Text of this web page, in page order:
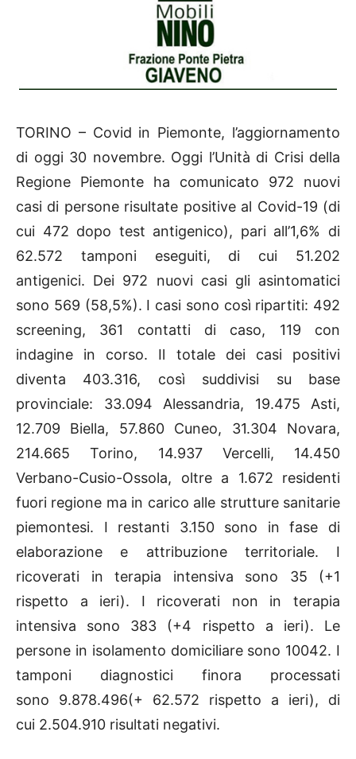
TORINO – Covid in Piemonte, l’aggiornamento
di oggi 30 novembre. Oggi l’Unità di Crisi della
Regione Piemonte ha comunicato 972 nuovi
casi di persone risultate positive al Covid-19 (di
cui 472 dopo test antigenico), pari all’1,6% di
62.572 tamponi eseguiti, di cui 51.202
antigenici. Dei 972 nuovi casi gli asintomatici
sono 569 (58,5%). I casi sono così ripartiti: 492
screening, 361 contatti di caso, 119 con
indagine in corso. Il totale dei casi positivi
diventa 403.316, così suddivisi su base
provinciale: 33.094 Alessandria, 19.475 Asti,
12.709 Biella, 57.860 Cuneo, 31.304 Novara,
214.665 Torino, 14.937 Vercelli, 14.450
Verbano-Cusio-Ossola, oltre a 1.672 residenti
fuori regione ma in carico alle strutture sanitarie
piemontesi. I restanti 3.150 sono in fase di
elaborazione e attribuzione territoriale. I
ricoverati in terapia intensiva sono 35 (+1
rispetto a ieri). I ricoverati non in terapia
intensiva sono 383 (+4 rispetto a ieri). Le
persone in isolamento domiciliare sono 10042. I
tamponi diagnostici finora processati
sono 9.878.496(+ 62.572 rispetto a ieri), di
cui 2.504.910 risultati negativi.